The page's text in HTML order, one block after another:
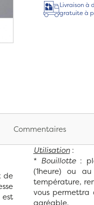
Livraison à
gratuite à
Commentaires
de
Utilisation:
* Bouillotte:
(1heure) ou
température,
vous permettra
agréable.